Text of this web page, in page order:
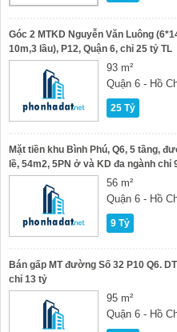
Góc 2 MTKD Nguyễn Văn Luông
10m,3 lầu), P12, Quận 6, chỉ 25 tỷ TL
93 m²
Quận 6 - Hồ
25 Tỷ
Mặt tiền khu Bình Phú, Q6, 5 tầng,
lề, 54m2, 5PN ở và KD đa ngành chỉ
56 m²
Quận 6 - Hồ
9 Tỷ
Bán gấp MT đường Số 32 P10 Q6.
chỉ 13 tỷ
95 m²
Quận 6 - Hồ